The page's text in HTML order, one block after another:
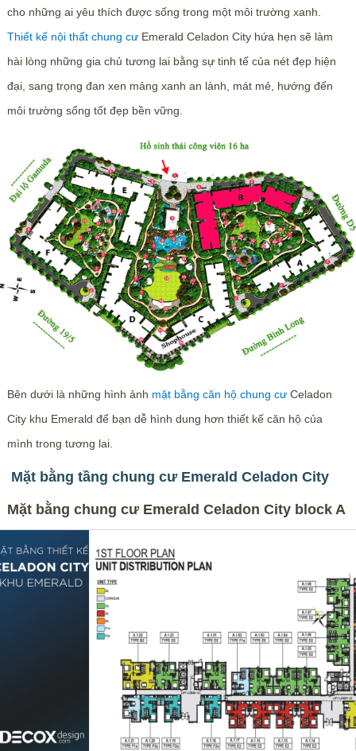
cho những ai yêu thích được sống trong một môi trường xanh.
Thiết kế nội thất chung cưEmerald Celadon City hứa hẹn sẽ làm
hài lòng những gia chủ tương lai bằng sự tinh tế của nét đẹp hiện
đại, sang trọng đan xen mảng xanh an lành, mát mẻ, hướng đến
môi trường sống tốt đẹp bền vững.
Bên dưới là những hình ảnh mặt bằng căn hộ chung cưCeladon
City khu Emerald để bạn dễ hình dung hơn thiết kế căn hộ của
mình trong tương lai.
Mặt bằng tầng chung cư Emerald Celadon City
Mặt bằng chung cư Emerald Celadon City block A